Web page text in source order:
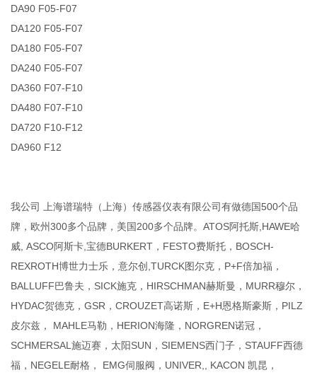
DA90 F05-F07
DA120 F05-F07
DA180 F05-F07
DA240 F05-F07
DA360 F07-F10
DA480 F07-F10
DA720 F10-F12
DA960 F12
我公司 上海谱瑞特（上海）传感器仪表有限公司有做德国500个品
牌，欧州300多个品牌，美国200多个品牌。ATOS阿托斯,HAWE哈
威, ASCO阿斯卡,宝德BURKERT，FESTO费斯托，BOSCH-
REXROTH博世力士乐，意尔创,TURCK图尔克，P+F倍加福，
BALLUFF巴鲁夫，SICK施克，HIRSCHMAN赫斯曼，MURR穆尔，
HYDAC贺德克，GSR，CROUZET高诺斯，E+H恩格斯豪斯，PILZ
皮尔兹， MAHLE马勒，HERION海隆，NORGREN诺冠，
SCHMERSAL施迈赛，太阳SUN，SIEMENS西门子，STAUFF西德
福，NEGELE耐格， EMG伺服阀，UNIVER,, KACON 凯昆，